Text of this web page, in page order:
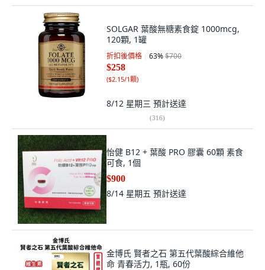
SOLGAR 葉酸無糖素食錠 1000mcg,
120顆, 1罐
折扣後價格 63%$700
$258
($2.15/1顆)
8/12 星期三 預計送達
(316)
怡健 B12 + 葉酸 PRO 膠囊 60顆 素食
可食, 1個
$900
8/14 星期五 預計送達
金博氏 賢者之石 第五代葉酸綜合維他
命 青春活力, 1瓶, 60份